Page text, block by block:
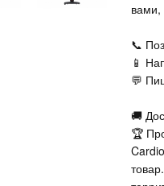
вами,
📞
📱
💬
🚚
🏆